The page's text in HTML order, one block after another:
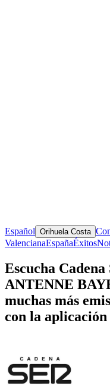
Español Orihuela Costa
ValencianaEspañaÉxitos
Escucha
ANTENNE
muchas más
con la